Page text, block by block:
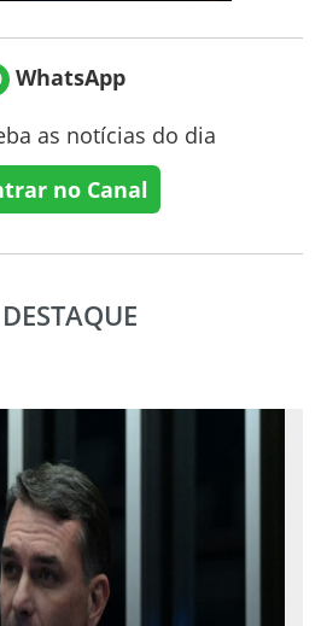
WhatsApp
as notícias do dia
no Canal